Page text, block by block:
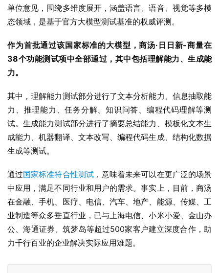
单位意见，围绕多维度展开，涵盖语言、语音、视觉等多模
态领域，是基于官方大模型测试基准的权威评测。
作为首批通过该国家标准的大模型，商汤·日日新-商量在
38个功能测试项中全部通过，其中包括理解能力、生成能
力。
其中，理解能力测试部分进行了文本分析能力、信息抽取能
力、推理能力、任务分解、知识问答、编程代码理解等测
试。生成能力测试部分进行了摘要总结能力、模板化文本生
成能力、机器翻译、文本改写、编程代码生成、结构化数据
生成等测试。
通过国家标准符合性测试，意味着未来可以在更广泛的场景
中应用，满足不同行业和用户的需求。事实上，目前，商汤
在金融、手机、医疗、电信、汽车、地产、能源、传媒、工
业制造等众多垂直行业，已与上海电信、小米小爱、金山办
公、海通证券、筑梦岛等超过500家客户建立深度合作，助
力千行百业的企业解决实际应用难题。